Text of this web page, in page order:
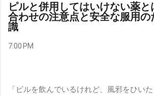
ピルと併用してはいけない薬と
合わせの注意点と安全な服用の
識
7:00 PM
「ピルを飲んでいるけれど、風邪をひい